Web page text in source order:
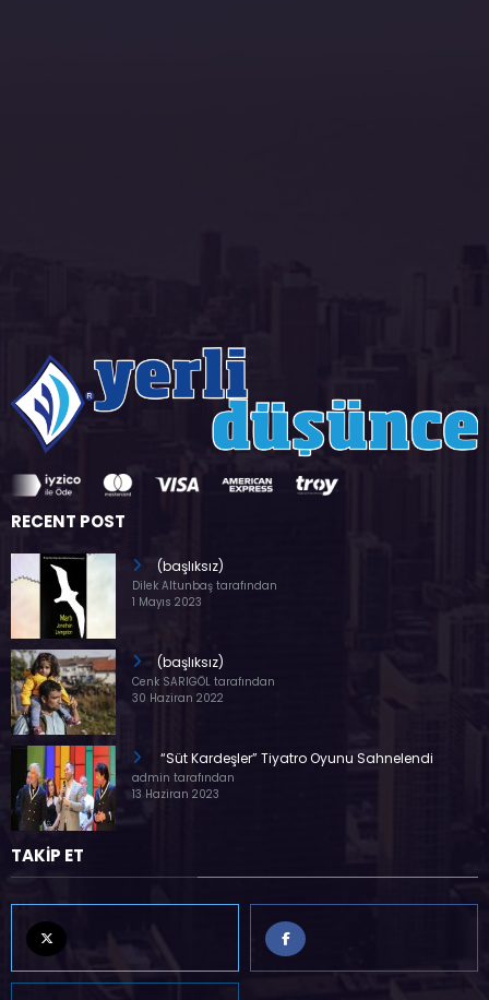
RECENT POST
(başlıksız)
Dilek Altunbaş tarafından
1 Mayıs 2023
(başlıksız)
Cenk SARIGÖL tarafından
30 Haziran 2022
“Süt Kardeşler” Tiyatro Oyunu Sahnelendi
admin tarafından
13 Haziran 2023
TAKİP ET